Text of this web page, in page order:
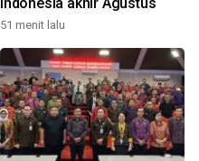
51 menit lalu